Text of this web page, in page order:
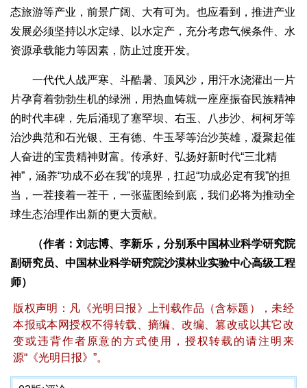
态旅游等产业，前景广阔、大有可为。也应看到，推进产业
发展必须坚持以水定绿、以水定产，充分考虑气候条件、水
资源承载能力等因素，防止过度开发。
一代代人战严寒、斗酷暑、顶风沙，用汗水浇灌出一片
片孕育着勃勃生机的绿洲，用热血铸就一座座振奋民族精神
的时代丰碑，先后涌现了塞罕坝、右玉、八步沙、柯柯牙等
治沙典范和石光银、王有德、牛玉琴等治沙英雄，凝聚起催
人奋进的宝贵精神财富。传承好、弘扬好新时代“三北精
神”，涵养“功成不必在我”的境界，扛起“功成必定有我”的担
当，一茬接着一茬干，一张蓝图绘到底，我们必将为推动全
球生态治理作出新的更大贡献。
（作者：刘志博、李新乐，分别系中国林业科学研究院
副研究员、中国林业科学研究院沙漠林业实验中心高级工程
师）
版权声明：凡《光明日报》上刊载作品（含标题），未经
本报或本网授权不得转载、摘编、改编、篡改或以其它改
变或违背作者原意的方式使用，授权转载的请注明来
源“《光明日报》”。